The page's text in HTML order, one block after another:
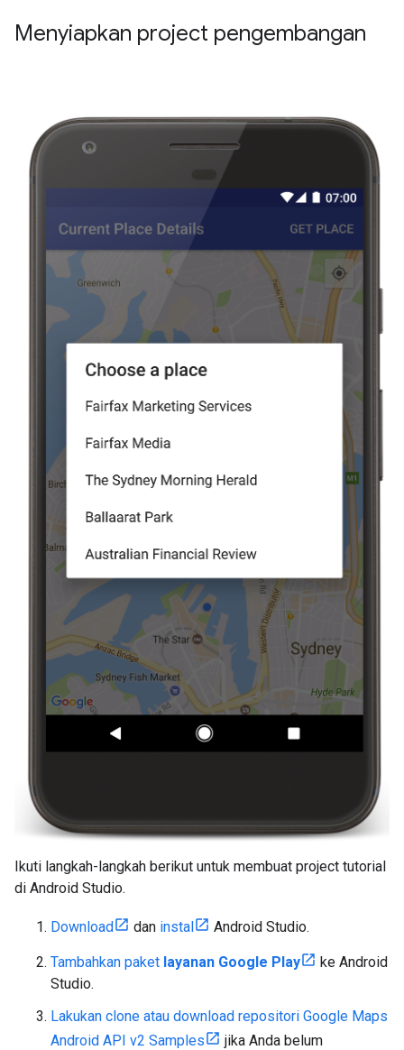
Menyiapkan project pengembangan
Ikuti langkah-langkah berikut untuk membuat project tutorial
di Android Studio.
Download dan instal Android Studio.
Tambahkan paket layanan Google Play
ke Android
Studio.
Lakukan clone atau download repositori Google Maps
Android API v2 Samples
jika Anda belum